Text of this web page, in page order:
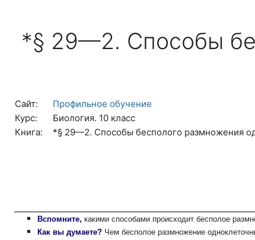
*§ 29—2. Способы
Сайт:
Профильное обучение
Курс:
Биология. 10 класс
Книга:
*§ 29—2. Способы бесполого размножения
Вспомните,какими способами происходит бесполое
Как вы думаете? Чем бесполое размножение